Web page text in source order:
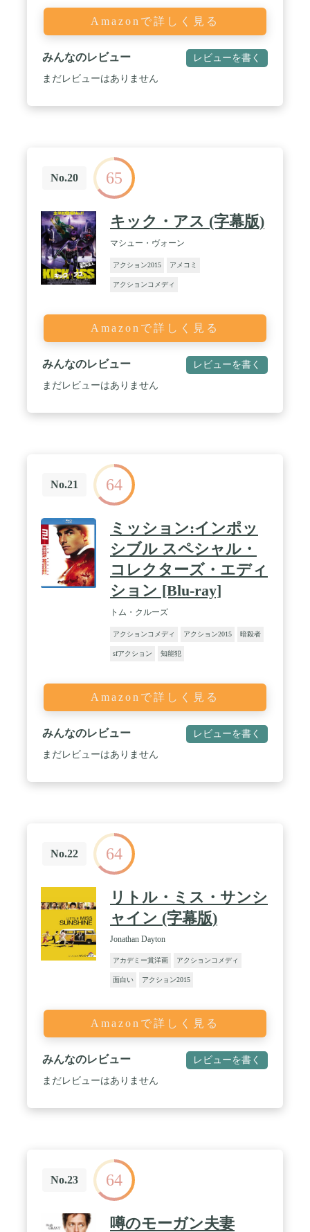
Amazonで詳しく見る
みんなのレビュー レビューを書く
まだレビューはありません
No.20 65
キック・アス (字幕版)
マシュー・ヴォーン
アクション2015 アメコミ
アクションコメディ
Amazonで詳しく見る
みんなのレビュー レビューを書く
まだレビューはありません
No.21 64
ミッション:インポッ
シブル スペシャル・
コレクターズ・エディ
ション [Blu-ray]
トム・クルーズ
アクションコメディ アクション2015 暗殺者
sfアクション 知能犯
Amazonで詳しく見る
みんなのレビュー レビューを書く
まだレビューはありません
No.22 64
リトル・ミス・サンシ
ャイン (字幕版)
Jonathan Dayton
アカデミー賞洋画 アクションコメディ
面白い アクション2015
Amazonで詳しく見る
みんなのレビュー レビューを書く
まだレビューはありません
No.23 64
噂のモーガン夫妻